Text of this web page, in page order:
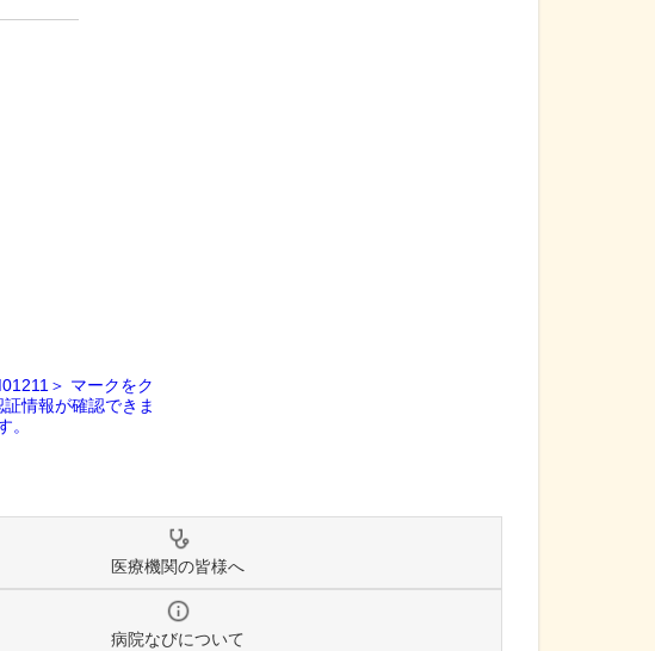
医療機関の皆様へ
病院なびについて